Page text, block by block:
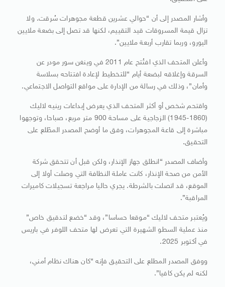
وأشار المصدر إلى أن “حوالي عشرين قطعة مجوهرات سُرقت. ولا
تزال قيمة المسروقات قيد التقييم، لكنها قد تصل إلى بضعة ملايين
اليورو، وربما تقارب أربعة ملايين”.
وأعلن المتحف الذي افتُتح عام 2011 في وينغن سور مودر عن
السرقة وإغلاقه لبضعة أيام “للتخطيط لإعادة افتتاحه بسلاسة
وأمان”، وذلك في رسالة من الإدارة على مواقع التواصل الاجتماعي.
واقتحم شخص أو أكثر المتحف الذي يعرض إبداعات رينيه لاليك
(1860-1945) الزجاجية على مساحة 900 متر مربع، صباحا، وتوجهوا
مباشرة إلى قاعة المجوهرات، وفق ما أوضح المصدر المطّلع على
التحقيق.
وأضاف المصدر “انطلق جهاز الإنذار، ولكن قبل أن تتحقق شركة
الأمن من صحة الإنذار، كانت عاملة النظافة التي وصلت أولا إلى
الموقع، قد اتصلت بالشرطة. يجري حاليا مراجعة تسجيلات كاميرات
المراقبة”.
ويُعتبر متحف لاليك “موقعا حساسا”، وقد “خضع لتدقيق خاص”
منذ عملية السطو الشهيرة التي تعرض لها متحف اللوفر في باريس
في أكتوبر 2025.
ووفق المصدر المطلع على التحقيق فإنه “كان هناك نظام أمني،
لكنه لم يكن كافيا”.